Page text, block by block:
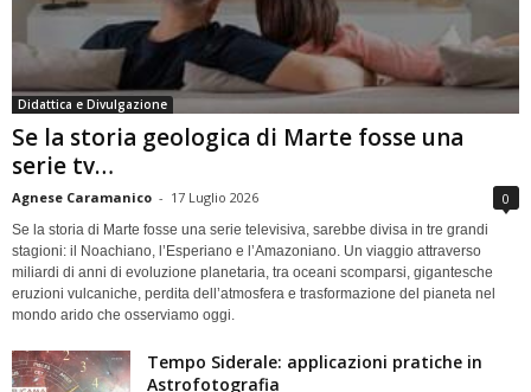
Didattica e Divulgazione
Se la storia geologica di Marte fosse una
serie tv…
Agnese Caramanico - 17 Luglio 2026 0
Se la storia di Marte fosse una serie televisiva, sarebbe divisa in tre grandi
stagioni: il Noachiano, l’Esperiano e l’Amazoniano. Un viaggio attraverso
miliardi di anni di evoluzione planetaria, tra oceani scomparsi, gigantesche
eruzioni vulcaniche, perdita dell’atmosfera e trasformazione del pianeta nel
mondo arido che osserviamo oggi.
Tempo Siderale: applicazioni pratiche in
Astrofotografia